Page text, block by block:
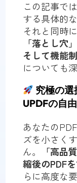
この記事で
する具体的
それと同時に
「落とし穴」
そして機能
についても
究極の選
UPDFの自
あなたの
ズを小さく
ん。
「高品
縮後のPDF
らに高度な